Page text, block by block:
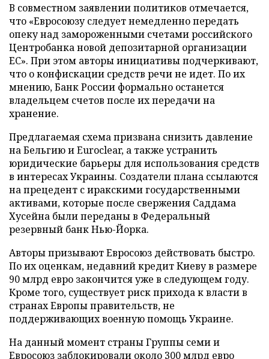
В совместном заявлении политиков отмечается,
что «Евросоюзу следует немедленно передать
опеку над замороженными счетами российского
Центробанка новой депозитарной организации
ЕС». При этом авторы инициативы подчеркивают,
что о конфискации средств речи не идет. По их
мнению, Банк России формально останется
владельцем счетов после их передачи на
хранение.
Предлагаемая схема призвана снизить давление
на Бельгию и Euroclear, а также устранить
юридические барьеры для использования средств
в интересах Украины. Создатели плана ссылаются
на прецедент с иракскими государственными
активами, которые после свержения Саддама
Хусейна были переданы в Федеральный
резервный банк Нью-Йорка.
Авторы призывают Евросоюз действовать быстро.
По их оценкам, недавний кредит Киеву в размере
90 млрд евро закончится уже в следующем году.
Кроме того, существует риск прихода к власти в
странах Европы правительств, не
поддерживающих военную помощь Украине.
На данный момент страны Группы семи и
Евросоюз заблокировали около 300 млрд евро